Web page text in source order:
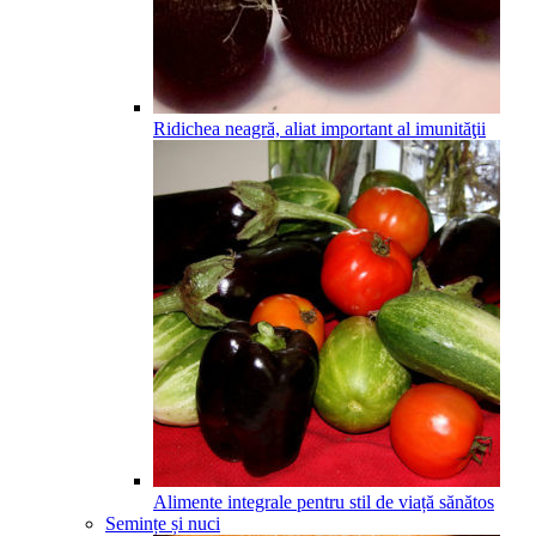
Ridichea neagră, aliat important al imunităţii
Alimente integrale pentru stil de viață sănătos
Semințe și nuci